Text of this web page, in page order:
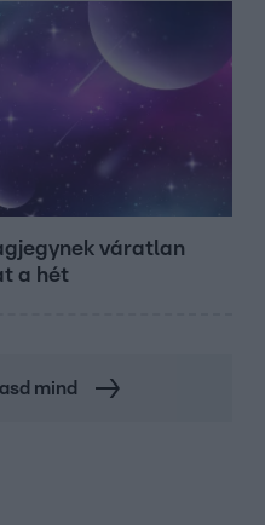
váratlan
a hét
mind